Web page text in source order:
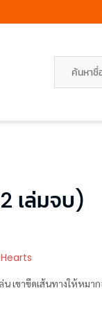
เล่มจบ)
Hearts
ายที่